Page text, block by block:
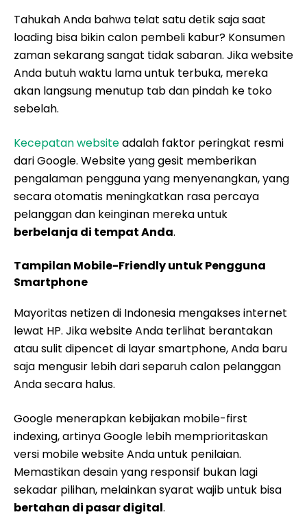
Tahukah Anda bahwa telat satu detik saja saat
loading bisa bikin calon pembeli kabur? Konsumen
zaman sekarang sangat tidak sabaran. Jika website
Anda butuh waktu lama untuk terbuka, mereka
akan langsung menutup tab dan pindah ke toko
sebelah.
Kecepatan websiteadalah faktor peringkat resmi
dari Google. Website yang gesit memberikan
pengalaman pengguna yang menyenangkan, yang
secara otomatis meningkatkan rasa percaya
pelanggan dan keinginan mereka untuk
berbelanja di tempat Anda.
Tampilan Mobile-Friendly untuk Pengguna
Smartphone
Mayoritas netizen di Indonesia mengakses internet
lewat HP. Jika website Anda terlihat berantakan
atau sulit dipencet di layar smartphone, Anda baru
saja mengusir lebih dari separuh calon pelanggan
Anda secara halus.
Google menerapkan kebijakan mobile-first
indexing, artinya Google lebih memprioritaskan
versi mobile website Anda untuk penilaian.
Memastikan desain yang responsif bukan lagi
sekadar pilihan, melainkan syarat wajib untuk bisa
bertahan di pasar digital.